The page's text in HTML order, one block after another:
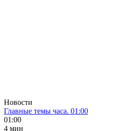
Новости
Главные темы часа. 01:00
01:00
4 мин